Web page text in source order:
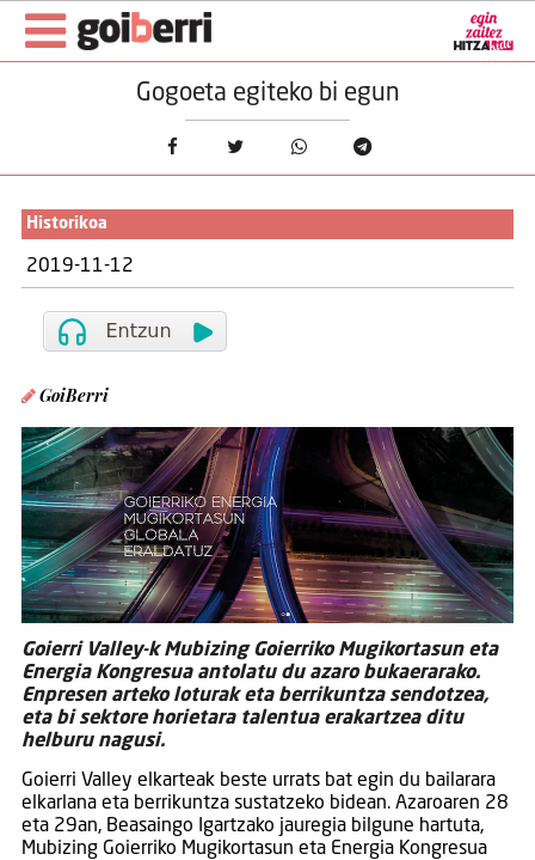
Gogoeta egiteko bi egun
Historikoa
2019-11-12
GoiBerri
Goierri Valley-k Mubizing Goierriko Mugikortasun eta
Energia Kongresua antolatu du azaro bukaerarako.
Enpresen arteko loturak eta berrikuntza sendotzea,
eta bi sektore horietara talentua erakartzea ditu
helburu nagusi.
Goierri Valley elkarteak beste urrats bat egin du bailarara
elkarlana eta berrikuntza sustatzeko bidean. Azaroaren 28
eta 29an, Beasaingo Igartzako jauregia bilgune hartuta,
Mubizing Goierriko Mugikortasun eta Energia Kongresua